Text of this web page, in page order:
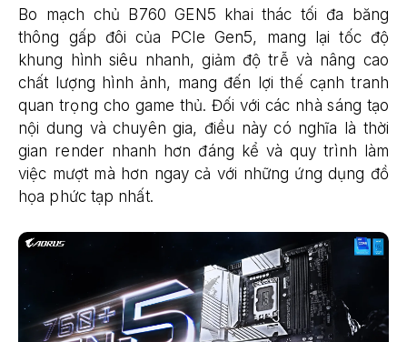
Bo mạch chủ B760 GEN5 khai thác tối đa băng
thông gấp đôi của PCIe Gen5, mang lại tốc độ
khung hình siêu nhanh, giảm độ trễ và nâng cao
chất lượng hình ảnh, mang đến lợi thế cạnh tranh
quan trọng cho game thủ. Đối với các nhà sáng tạo
nội dung và chuyên gia, điều này có nghĩa là thời
gian render nhanh hơn đáng kể và quy trình làm
việc mượt mà hơn ngay cả với những ứng dụng đồ
họa phức tạp nhất.